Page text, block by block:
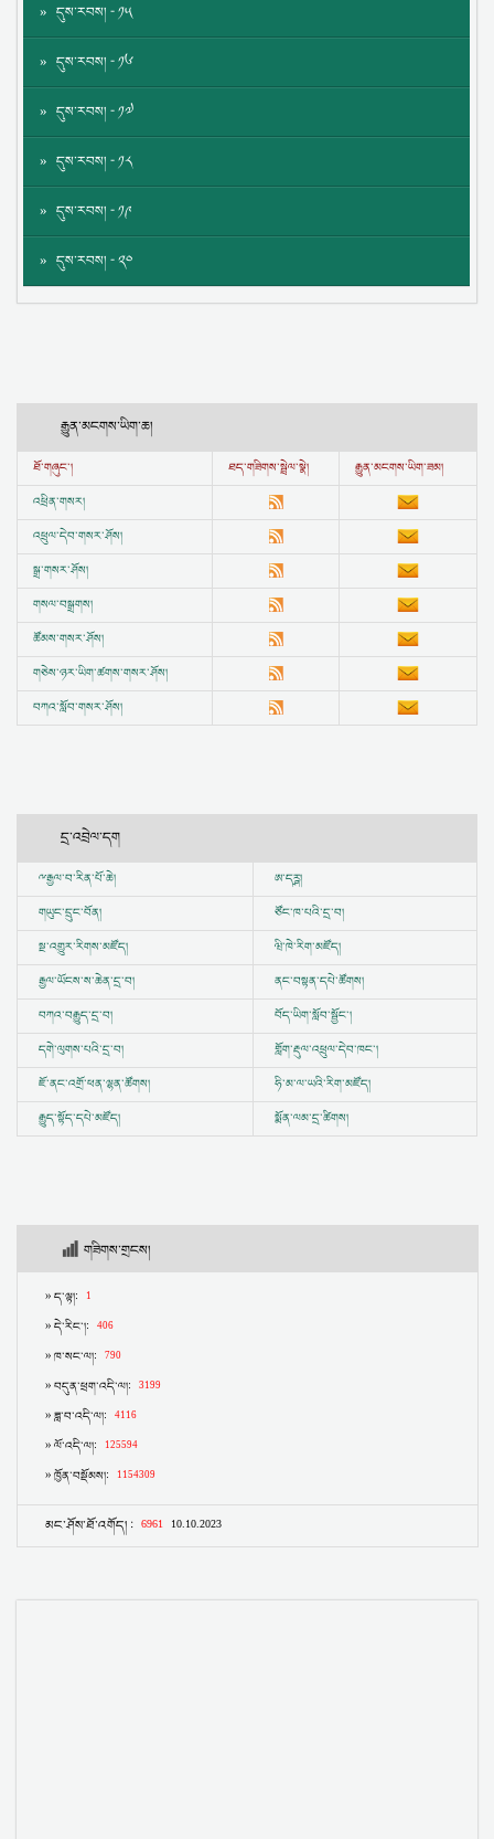
དུས་རབས། - ༡༥
དུས་རབས། - ༡༦
དུས་རབས། - ༡༧
དུས་རབས། - ༡༨
དུས་རབས། - ༡༩
དུས་རབས། - ༢༠
རྒྱུན་མངགས་ཡིག་ཆ།
ཐོ་གཞུང་། ཐད་གཟིགས་སྦྲེལ་སྣེ།
རྒྱུན་མངགས་ཡིག་ཟམ།
འཕྲིན་གསར།
འཕྲུལ་དེབ་གསར་ཤོས།
སྒྲ་གསར་ཤོས།
གསལ་བསྒྲགས།
ཚོམས་གསར་ཤོས།
གཅེས་ཉར་ཡིག་ཚགས་གསར་ཤོས།
བཀའ་སློབ་གསར་ཤོས།
དྲ་འབྲེལ་དག
ྋརྒྱལ་བ་རིན་པོ་ཆེ།
ཨ་དཪྴ།
གཡུང་དྲུང་བོན།
ཙོང་ཁ་པའི་དྲ་བ།
སྔ་འགྱུར་རིགས་མཛོད།
ཝི་ཁེ་རིག་མཛོད།
རྒྱལ་ཡོངས་ས་ཆེན་དྲ་བ།
ནང་བསྟན་དཔེ་ཚོགས།
བཀའ་བརྒྱུད་དྲ་བ།
བོད་ཡིག་སློབ་སྦྱོང་།
དགེ་ལུགས་པའི་དྲ་བ།
གློག་རྡུལ་འཕྲུལ་དེབ་ཁང་།
ཇོ་ནང་འགྲོ་ཕན་ལྷན་ཚོགས།
ཧི་མ་ལ་ཡའི་རིག་མཛོད།
རྒྱུད་སྟོད་དཔེ་མཛོད།
སྨོན་ལམ་དྲ་ཚིགས།